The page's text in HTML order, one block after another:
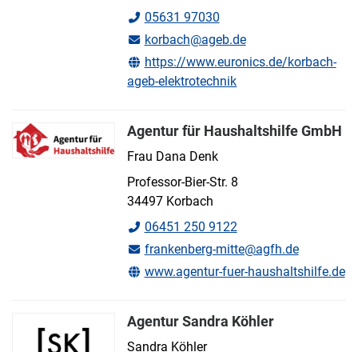
05631 97030
korbach@ageb.de
https://www.euronics.de/korbach-
ageb-elektrotechnik
Agentur für Haushaltshilfe GmbH
Frau Dana Denk
Professor-Bier-Str. 8
34497 Korbach
06451 250 9122
frankenberg-mitte@agfh.de
www.agentur-fuer-haushaltshilfe.de
Agentur Sandra Köhler
Sandra Köhler